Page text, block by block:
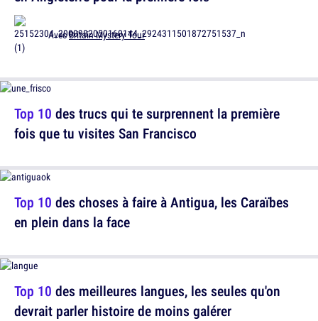
Top 10 des trucs qui te surprennent la première
fois que tu visites San Francisco
Top 10 des meilleures langues, les seules qu'on
devrait parler histoire de moins galérer
AvecBritain Mystery Tour
Top 10 des choses à faire à Antigua, les Caraïbes
en plein dans la face